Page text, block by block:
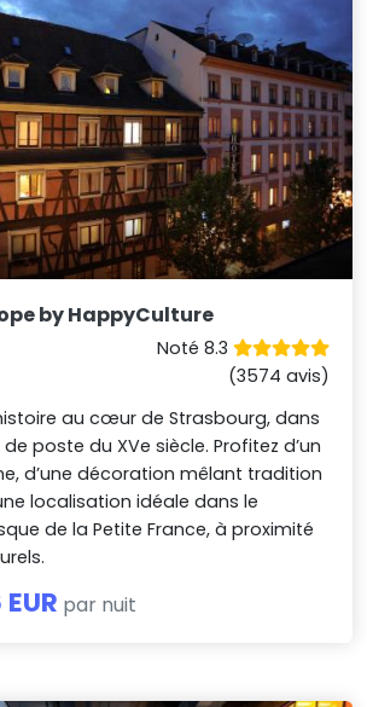
by HappyCulture
Noté 8.3
(3574 avis)
au cœur de Strasbourg, dans
poste du XVe siècle. Profitez d’un
d’une décoration mêlant tradition
localisation idéale dans le
de la Petite France, à proximité
par nuit